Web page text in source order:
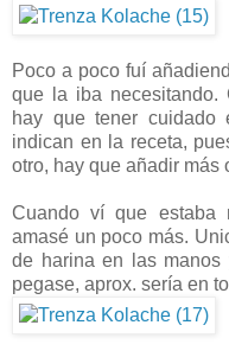
Poco a poco fuí
que la iba necesitando.
hay que tener
indican en la receta,
otro, hay que añadir más
Cuando ví que estaba
amasé un poco más.
de harina en las
pegase, aprox. sería en